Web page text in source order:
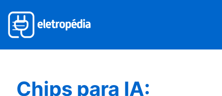
Chips para IA: